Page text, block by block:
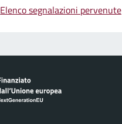
Elenco segnalazioni pervenute